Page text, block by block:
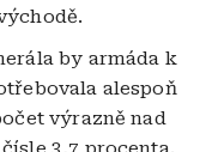
by armáda k
alespoň
výrazně nad